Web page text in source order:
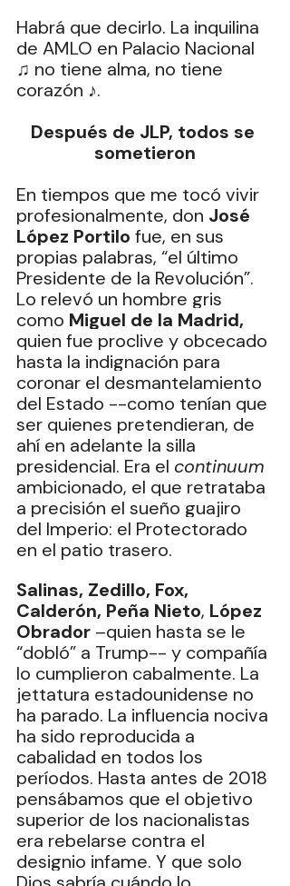
Habrá que decirlo. La inquilina
de AMLO en Palacio Nacional
♫ no tiene alma, no tiene
corazón ♪.
Después de JLP, todos se
sometieron
En tiempos que me tocó vivir
profesionalmente, don José
López Portilo fue, en sus
propias palabras, “el último
Presidente de la Revolución”.
Lo relevó un hombre gris
como Miguel de la Madrid,
quien fue proclive y obcecado
hasta la indignación para
coronar el desmantelamiento
del Estado --como tenían que
ser quienes pretendieran, de
ahí en adelante la silla
presidencial. Era el continuum
ambicionado, el que retrataba
a precisión el sueño guajiro
del Imperio: el Protectorado
en el patio trasero.
Salinas, Zedillo, Fox,
Calderón, Peña Nieto, López
Obrador –quien hasta se le
“dobló” a Trump-- y compañía
lo cumplieron cabalmente. La
jettatura estadounidense no
ha parado. La influencia nociva
ha sido reproducida a
cabalidad en todos los
períodos. Hasta antes de 2018
pensábamos que el objetivo
superior de los nacionalistas
era rebelarse contra el
designio infame. Y que solo